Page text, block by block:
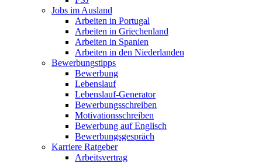
Jobs im Ausland
Arbeiten in Portugal
Arbeiten in Griechenland
Arbeiten in Spanien
Arbeiten in den Niederlanden
Bewerbungstipps
Bewerbung
Lebenslauf
Lebenslauf-Generator
Bewerbungsschreiben
Motivationsschreiben
Bewerbung auf Englisch
Bewerbungsgespräch
Karriere Ratgeber
Arbeitsvertrag